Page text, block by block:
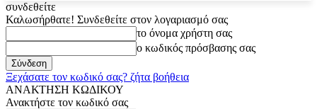
συνδεθείτε
Καλωσήρθατε! Συνδεθείτε στον λογαριασμό σας
το όνομα χρήστη σας
ο κωδικός πρόσβασης σας
Ξεχάσατε τον κωδικό σας? ζήτα βοήθεια
ΑΝΑΚΤΗΣΗ ΚΩΔΙΚΟΥ
Ανακτήστε τον κωδικό σας